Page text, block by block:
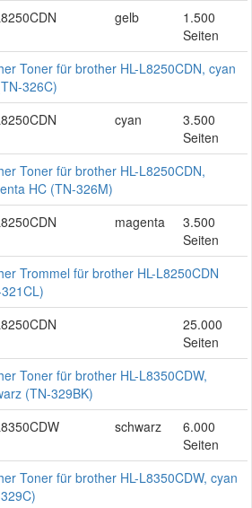
gelb
1.500
Seiten
Toner für brother HL-L8250CDN, cyan
326C)
cyan
3.500
Seiten
Toner für brother HL-L8250CDN,
HC (TN-326M)
magenta
3.500
Seiten
Trommel für brother HL-L8250CDN
25.000
Seiten
Toner für brother HL-L8350CDW,
(TN-329BK)
schwarz
6.000
Seiten
Toner für brother HL-L8350CDW, cyan